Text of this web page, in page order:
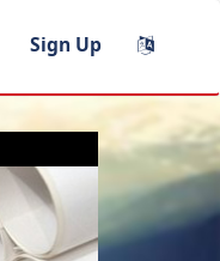
Sign Up